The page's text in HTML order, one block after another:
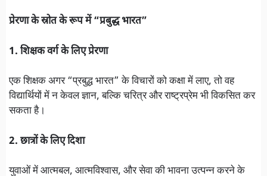
प्रेरणा के स्रोत के रूप में “प्रबुद्ध भारत”
1. शिक्षक वर्ग के लिए प्रेरणा
एक शिक्षक अगर “प्रबुद्ध भारत” के विचारों को कक्षा में लाए, तो वह
विद्यार्थियों में न केवल ज्ञान, बल्कि चरित्र और राष्ट्रप्रेम भी विकसित कर
सकता है।
2. छात्रों के लिए दिशा
युवाओं में आत्मबल, आत्मविश्वास, और सेवा की भावना उत्पन्न करने के